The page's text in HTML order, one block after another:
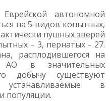
автономной
на 5 видов копытных,
пушных зверей
– 3, пернатых – 27.
расплодившегося на
АО в значительных
добычу существуют
в
популяции.